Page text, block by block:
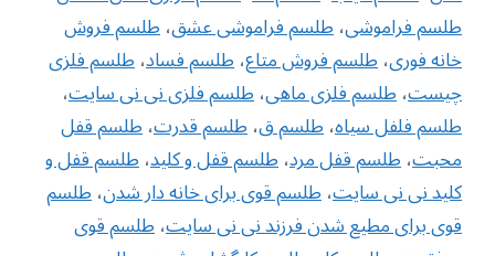
طلسم فراموشی،طلسم فراموشی عشق،طلسم فروش
خانه فوری،طلسم فروش متاع،طلسم فساد،طلسم فلزی
چیست،طلسم فلزی ماهی،طلسم فلزی نی نی سایت،
طلسم فلفل سیاه،طلسم ق،طلسم قدرت،طلسم قفل
محبت،طلسم قفل مرد،طلسم قفل و کلید،طلسم قفل و
کلید نی نی سایت،طلسم قوی برای خانه دار شدن،طلسم
قوی برای مطیع شدن فرزند نی نی سایت،طلسم قوی